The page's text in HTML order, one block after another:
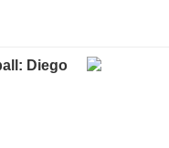
Diego